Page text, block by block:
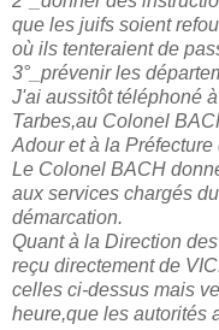
que les juifs soient
où ils tenteraient de
3°_prévenir les
J'ai aussitôt téléphoné
Tarbes,au Colonel
Adour et à la Préfecture
Le Colonel BACH
aux services chargés
démarcation.
Quant à la Direction
reçu directement de
celles ci-dessus mais
heure,que les autorités